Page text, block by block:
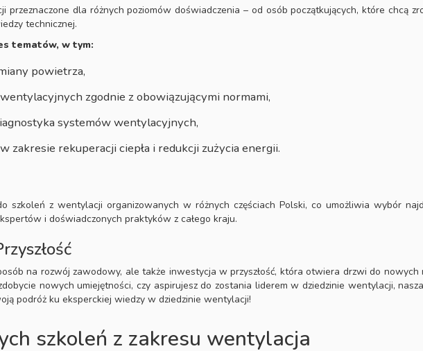
przeznaczone dla różnych poziomów doświadczenia – od osób początkujących, które chcą
technicznej.
tematów, w tym:
powietrza,
zgodnie z obowiązującymi normami,
systemów wentylacyjnych,
zakresie rekuperacji ciepła i redukcji zużycia energii.
szkoleń z wentylacji organizowanych w różnych częściach Polski, co umożliwia wybór
i doświadczonych praktyków z całego kraju.
na rozwój zawodowy, ale także inwestycja w przyszłość, która otwiera drzwi do nowych
nowych umiejętności, czy aspirujesz do zostania liderem w dziedzinie wentylacji,
podróż ku eksperckiej wiedzy w dziedzinie wentylacji!
szkoleń z zakresu wentylacja